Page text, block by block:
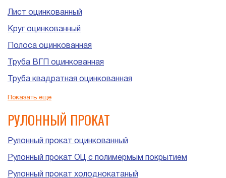
Лист оцинкованный
Круг оцинкованный
Полоса оцинкованная
Труба ВГП оцинкованная
Труба квадратная оцинкованная
Труба прямоугольная оцинкованная
Труба ЭСВ оцинкованная
Показать еще
РУЛОННЫЙ ПРОКАТ
Рулонный прокат оцинкованный
Рулонный прокат ОЦ с полимермым покрытием
Рулонный прокат холоднокатаный